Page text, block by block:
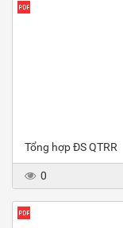
Tổng hợp ĐS QTRR
0